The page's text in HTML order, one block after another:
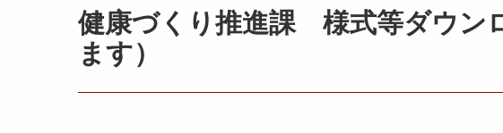
健康づくり推進課 様式等ダウン
ます）